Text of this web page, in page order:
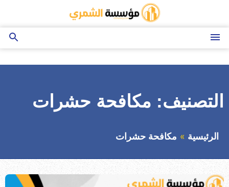
إلى
المحتوى
القائمة
بحث
التصنيف: مكافحة حشرات
الرئيسية مكافحة حشرات